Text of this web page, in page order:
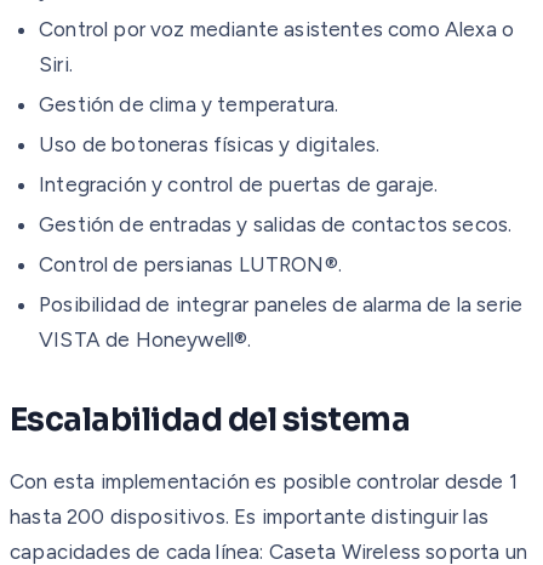
Control por voz mediante asistentes como Alexa o
Siri.
Gestión de clima y temperatura.
Uso de botoneras físicas y digitales.
Integración y control de puertas de garaje.
Gestión de entradas y salidas de contactos secos.
Control de persianas LUTRON®.
Posibilidad de integrar paneles de alarma de la serie
VISTA de Honeywell®.
Escalabilidad del sistema
Con esta implementación es posible controlar desde 1
hasta 200 dispositivos. Es importante distinguir las
capacidades de cada línea: Caseta Wireless soporta un